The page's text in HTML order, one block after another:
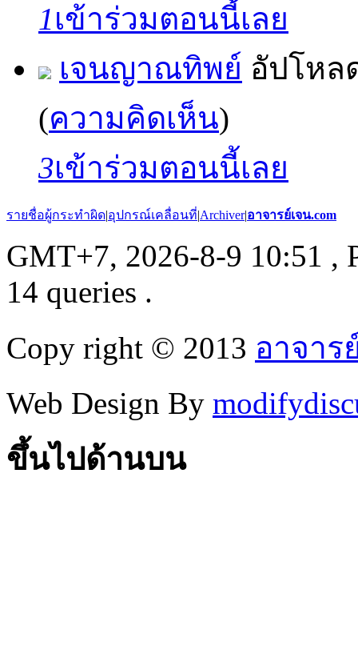
1เข้าร่วมตอนนี้เลย
เจนญาณทิพย์ อัปโห
(ความคิดเห็น)
3เข้าร่วมตอนนี้เลย
รายชื่อผู้กระทำผิด|อุปกรณ์เคลื่อนที่|Archiver|อาจารย์เจน.com
GMT+7, 2026-8-9 10:51 ,
14 queries .
Copy right © 2013 อาจาร
Web Design By
ขึ้นไปด้านบน